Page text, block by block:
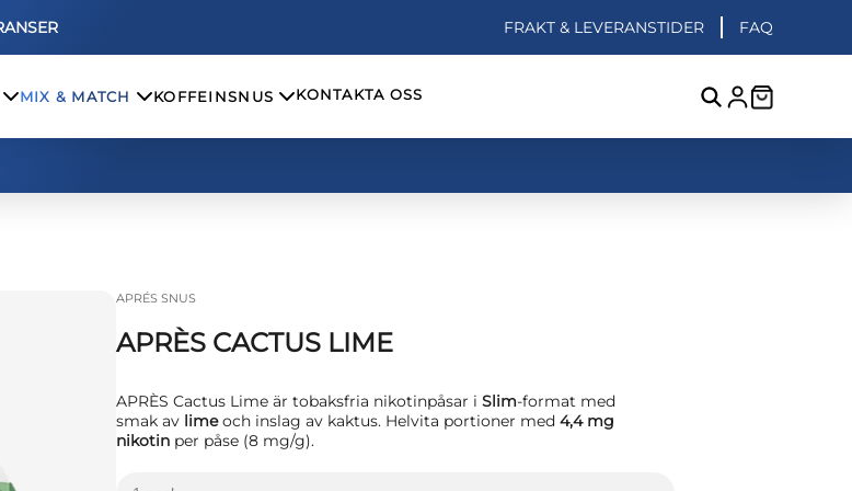
FRAKT & LEVERANSTIDER FAQ
MIX & MATCH KOFFEINSNUS KONTAKTA OSS
APRÉS SNUS
APRÈS CACTUS LIME
APRÈS Cactus Lime är tobaksfria nikotinpåsar i Slim-format med
smak av limeoch inslag av kaktus. Helvita portioner med 4,4 mg
nikotin per påse (8 mg/g).